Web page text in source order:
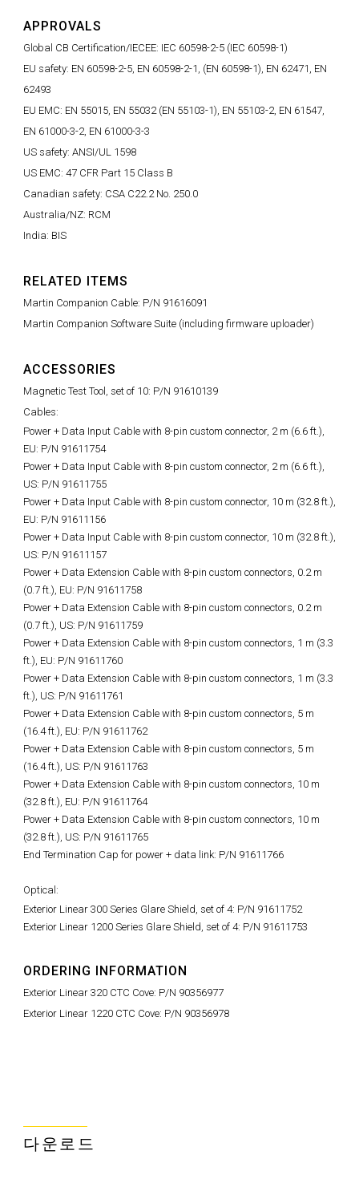
APPROVALS
Global CB Certification/IECEE: IEC 60598-2-5 (IEC 60598-1)
EU safety: EN 60598-2-5, EN 60598-2-1, (EN 60598-1), EN 62471, EN
62493
EU EMC: EN 55015, EN 55032 (EN 55103-1), EN 55103-2, EN 61547,
EN 61000-3-2, EN 61000-3-3
US safety: ANSI/UL 1598
US EMC: 47 CFR Part 15 Class B
Canadian safety: CSA C22.2 No. 250.0
Australia/NZ: RCM
India: BIS
RELATED ITEMS
Martin Companion Cable: P/N 91616091
Martin Companion Software Suite (including firmware uploader)
ACCESSORIES
Magnetic Test Tool, set of 10: P/N 91610139
Cables:
Power + Data Input Cable with 8-pin custom connector, 2 m (6.6 ft.),
EU: P/N 91611754
Power + Data Input Cable with 8-pin custom connector, 2 m (6.6 ft.),
US: P/N 91611755
Power + Data Input Cable with 8-pin custom connector, 10 m (32.8 ft.),
EU: P/N 91611156
Power + Data Input Cable with 8-pin custom connector, 10 m (32.8 ft.),
US: P/N 91611157
Power + Data Extension Cable with 8-pin custom connectors, 0.2 m
(0.7 ft.), EU: P/N 91611758
Power + Data Extension Cable with 8-pin custom connectors, 0.2 m
(0.7 ft.), US: P/N 91611759
Power + Data Extension Cable with 8-pin custom connectors, 1 m (3.3
ft.), EU: P/N 91611760
Power + Data Extension Cable with 8-pin custom connectors, 1 m (3.3
ft.), US: P/N 91611761
Power + Data Extension Cable with 8-pin custom connectors, 5 m
(16.4 ft.), EU: P/N 91611762
Power + Data Extension Cable with 8-pin custom connectors, 5 m
(16.4 ft.), US: P/N 91611763
Power + Data Extension Cable with 8-pin custom connectors, 10 m
(32.8 ft.), EU: P/N 91611764
Power + Data Extension Cable with 8-pin custom connectors, 10 m
(32.8 ft.), US: P/N 91611765
End Termination Cap for power + data link: P/N 91611766
Optical:
Exterior Linear 300 Series Glare Shield, set of 4: P/N 91611752
Exterior Linear 1200 Series Glare Shield, set of 4: P/N 91611753
ORDERING INFORMATION
Exterior Linear 320 CTC Cove: P/N 90356977
Exterior Linear 1220 CTC Cove: P/N 90356978
다운로드